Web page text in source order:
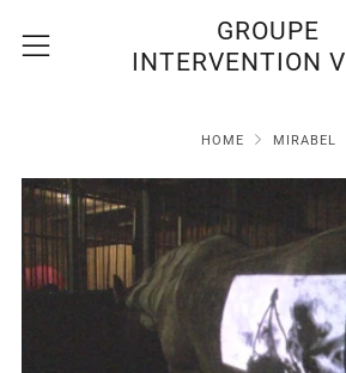
GROUPE
INTERVENTION
Menu
HOME MIRABEL